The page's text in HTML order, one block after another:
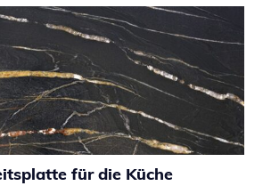
für die Küche